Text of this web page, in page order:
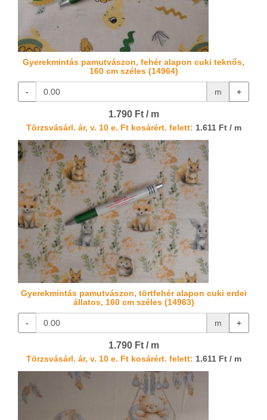
Gyerekmintás pamutvászon, fehér alapon cuki teknős,
160 cm széles (14964)
- m +
1.790 Ft / m
Törzsvásárl. ár, v. 10 e. Ft kosárért. felett: 1.611 Ft / m
Gyerekmintás pamutvászon, törtfehér alapon cuki erdei
állatos, 160 cm széles (14963)
- m +
1.790 Ft / m
Törzsvásárl. ár, v. 10 e. Ft kosárért. felett: 1.611 Ft / m